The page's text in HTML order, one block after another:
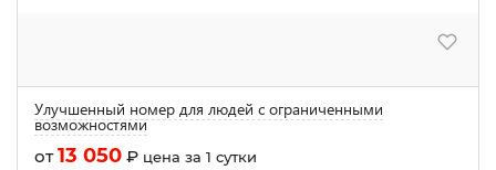
Улучшенный номер для людей с ограниченными
возможностями
от13 050 ₽ цена за 1 сутки